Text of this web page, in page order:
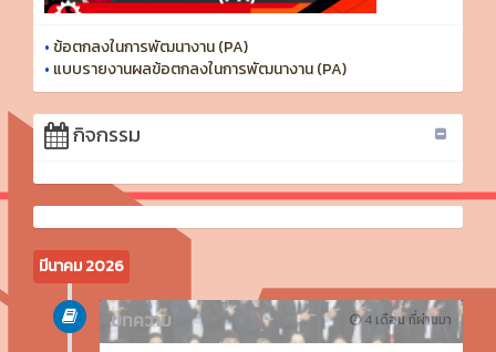
• ข้อตกลงในการพัฒนางาน (PA)
• แบบรายงานผลข้อตกลงในการพัฒนางาน (PA)
กิจกรรม
มีนาคม 2026
4 เดือน ที่ผ่านมา
บทความ